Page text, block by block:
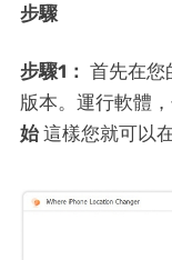
步驟
步驟1： 首先在您
版本。運行軟體
始這樣您就可以